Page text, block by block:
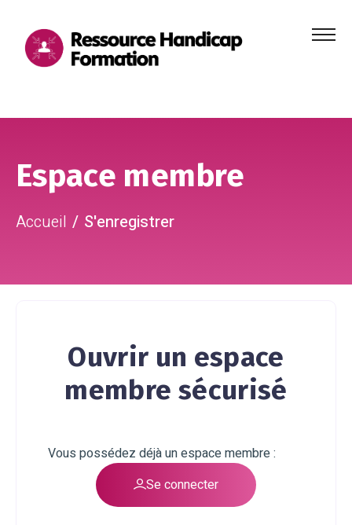
Menu
Espace membre
Accueil S'enregistrer
Ouvrir un espace
membre sécurisé
Vous possédez déjà un espace membre :
Se connecter